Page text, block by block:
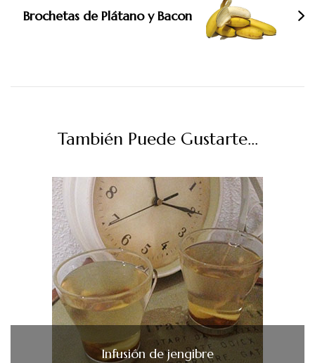
Brochetas de Plátano y Bacon
También Puede Gustarte...
Infusión de jengibre